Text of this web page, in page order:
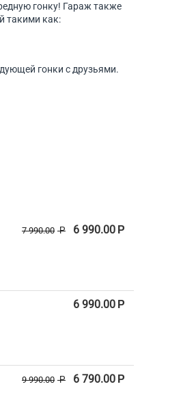
гонку! Гараж также
такими как:
гонки с друзьями.
7 990.00 Р 6 990.00 Р
6 990.00 Р
9 990.00 Р 6 790.00 Р